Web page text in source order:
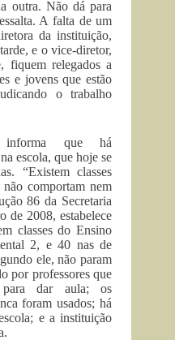
outra. Não dá para
A falta de um
da instituição,
e o vice-diretor,
fiquem relegados a
e jovens que estão
o trabalho
que há
escola, que hoje se
“Existem classes
comportam nem
86 da Secretaria
de 2008, estabelece
classes do Ensino
2, e 40 nas de
ele, não param
por professores que
dar aula; os
foram usados; há
e a instituição